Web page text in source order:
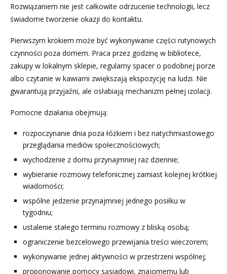
Rozwiązaniem nie jest całkowite odrzucenie technologii, lecz
świadome tworzenie okazji do kontaktu.
Pierwszym krokiem może być wykonywanie części rutynowych
czynności poza domem. Praca przez godzinę w bibliotece,
zakupy w lokalnym sklepie, regularny spacer o podobnej porze
albo czytanie w kawiarni zwiększają ekspozycję na ludzi. Nie
gwarantują przyjaźni, ale osłabiają mechanizm pełnej izolacji.
Pomocne działania obejmują:
rozpoczynanie dnia poza łóżkiem i bez natychmiastowego
przeglądania mediów społecznościowych;
wychodzenie z domu przynajmniej raz dziennie;
wybieranie rozmowy telefonicznej zamiast kolejnej krótkiej
wiadomości;
wspólne jedzenie przynajmniej jednego posiłku w
tygodniu;
ustalenie stałego terminu rozmowy z bliską osobą;
ograniczenie bezcelowego przewijania treści wieczorem;
wykonywanie jednej aktywności w przestrzeni wspólnej;
proponowanie pomocy sąsiadowi, znajomemu lub